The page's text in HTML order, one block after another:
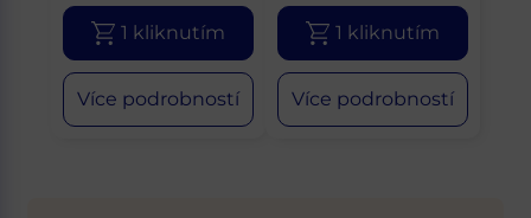
1 kliknutím
Více podrobností
1 kliknutím
Více podrobností